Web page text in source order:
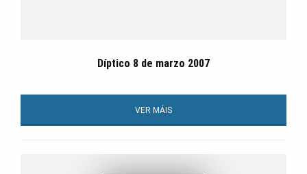
Díptico 8 de marzo 2007
VER MÁIS